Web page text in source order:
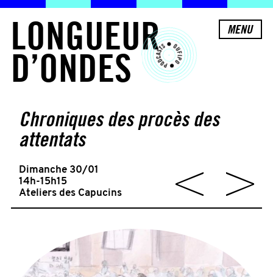
LONGUEUR
D’ONDES
MENU
Chroniques des procès des
attentats
Dimanche 30/01
14h-15h15
Ateliers des Capucins